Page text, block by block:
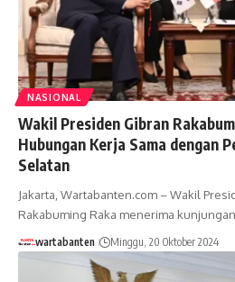
NASIONAL
Wakil Presiden Gibran
Hubungan Kerja Sama dengan
Selatan
Jakarta, Wartabanten.com – Wakil
Rakabuming Raka menerima
wartabanten Minggu, 20 Oktober 2024